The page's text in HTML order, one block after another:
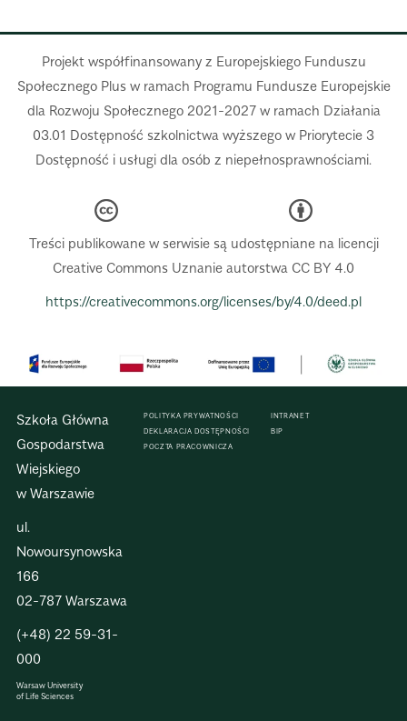
Projekt współfinansowany z Europejskiego Funduszu
Społecznego Plus w ramach Programu Fundusze Europejskie
dla Rozwoju Społecznego 2021-2027 w ramach Działania
03.01 Dostępność szkolnictwa wyższego w Priorytecie 3
Dostępność i usługi dla osób z niepełnosprawnościami.
Treści publikowane w serwisie są udostępniane na licencji
Creative Commons Uznanie autorstwa CC BY 4.0
https://creativecommons.org/licenses/by/4.0/deed.pl
Szkoła Główna
Gospodarstwa
Wiejskiego
w Warszawie
ul.
Nowoursynowska
166
02-787 Warszawa
(+48) 22 59-31-
000
Warsaw University
of Life Sciences
POLITYKA PRYWATNOŚCI
DEKLARACJA DOSTĘPNOŚCI
POCZTA PRACOWNICZA
INTRANET
BIP